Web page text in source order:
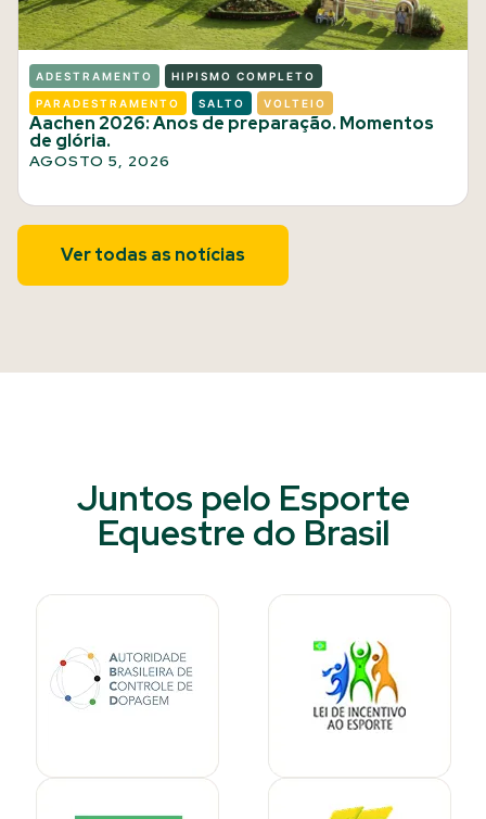
ADESTRAMENTO HIPISMO COMPLETO
PARADESTRAMENTO SALTO VOLTEIO
Aachen 2026: Anos de preparação. Momentos
de glória.
AGOSTO 5, 2026
Ver todas as notícias
Juntos pelo Esporte
Equestre do Brasil​